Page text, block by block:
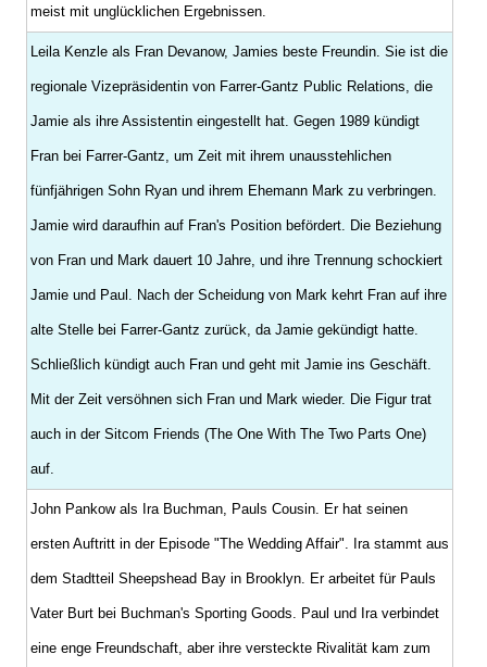
meist mit unglücklichen Ergebnissen.
Leila Kenzle als Fran Devanow, Jamies beste Freundin. Sie ist die
regionale Vizepräsidentin von Farrer-Gantz Public Relations, die
Jamie als ihre Assistentin eingestellt hat. Gegen 1989 kündigt
Fran bei Farrer-Gantz, um Zeit mit ihrem unausstehlichen
fünfjährigen Sohn Ryan und ihrem Ehemann Mark zu verbringen.
Jamie wird daraufhin auf Fran's Position befördert. Die Beziehung
von Fran und Mark dauert 10 Jahre, und ihre Trennung schockiert
Jamie und Paul. Nach der Scheidung von Mark kehrt Fran auf ihre
alte Stelle bei Farrer-Gantz zurück, da Jamie gekündigt hatte.
Schließlich kündigt auch Fran und geht mit Jamie ins Geschäft.
Mit der Zeit versöhnen sich Fran und Mark wieder. Die Figur trat
auch in der Sitcom Friends (The One With The Two Parts One)
auf.
John Pankow als Ira Buchman, Pauls Cousin. Er hat seinen
ersten Auftritt in der Episode "The Wedding Affair". Ira stammt aus
dem Stadtteil Sheepshead Bay in Brooklyn. Er arbeitet für Pauls
Vater Burt bei Buchman's Sporting Goods. Paul und Ira verbindet
eine enge Freundschaft, aber ihre versteckte Rivalität kam zum